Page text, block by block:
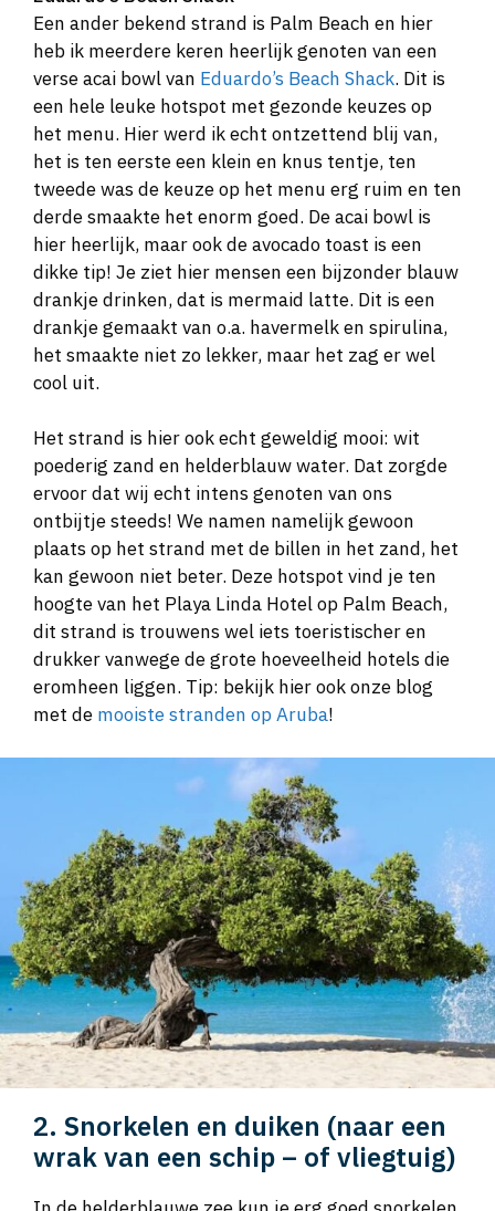
Een ander bekend strand is Palm Beach en hier
heb ik meerdere keren heerlijk genoten van een
verse acai bowl van Eduardo’s Beach Shack. Dit is
een hele leuke hotspot met gezonde keuzes op
het menu. Hier werd ik echt ontzettend blij van,
het is ten eerste een klein en knus tentje, ten
tweede was de keuze op het menu erg ruim en ten
derde smaakte het enorm goed. De acai bowl is
hier heerlijk, maar ook de avocado toast is een
dikke tip! Je ziet hier mensen een bijzonder blauw
drankje drinken, dat is mermaid latte. Dit is een
drankje gemaakt van o.a. havermelk en spirulina,
het smaakte niet zo lekker, maar het zag er wel
cool uit.
Het strand is hier ook echt geweldig mooi: wit
poederig zand en helderblauw water. Dat zorgde
ervoor dat wij echt intens genoten van ons
ontbijtje steeds! We namen namelijk gewoon
plaats op het strand met de billen in het zand, het
kan gewoon niet beter. Deze hotspot vind je ten
hoogte van het Playa Linda Hotel op Palm Beach,
dit strand is trouwens wel iets toeristischer en
drukker vanwege de grote hoeveelheid hotels die
eromheen liggen. Tip: bekijk hier ook onze blog
met de mooiste stranden op Aruba!
2. Snorkelen en duiken (naar een
wrak van een schip – of vliegtuig)